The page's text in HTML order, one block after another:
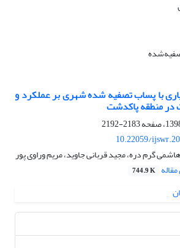
با پساب تصفیه شده شهری بر عملکرد و
منطقه پاکدشت
2183-2192
10.22059/
گرم دره، مجید قربانی جاوید، مریم وراوی پور
744.9 K